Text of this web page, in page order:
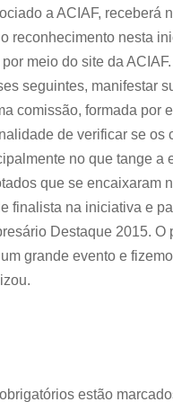
a ACIAF, receberá
reconhecimento nesta
meio do site da
seguintes, manifestar
comissão, formada por
de verificar se os
no que tange a
que se encaixaram
finalista na iniciativa e
Destaque 2015. O
grande evento e
estão